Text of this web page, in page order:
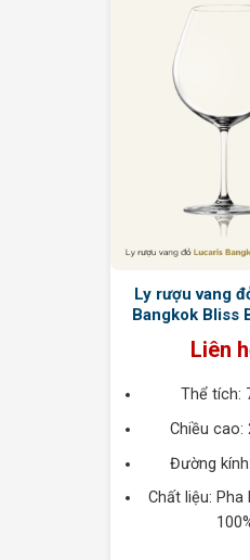
Ly rượu vang
Bangkok Bliss
Liên
Thể tích:
Chiều cao:
Đường
Chất liệu: